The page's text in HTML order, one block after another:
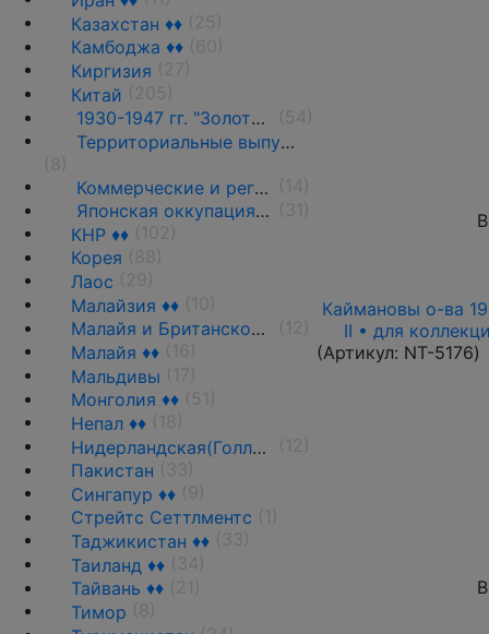
Казахстан ♦♦
Камбоджа ♦♦
Киргизия
Китай
1930-1947 гг. "Золотые юниты" ♦♦
Территориальные выпуски
Коммерческие и региональные банки
Японская оккупация ♦♦
КНР ♦♦
Корея
Лаос
Малайзия ♦♦
Малайя и Британское Борнео ♦♦
Малайя ♦♦
Мальдивы
Монголия ♦♦
Непал ♦♦
Нидерландская(Голландская) Индия ♦♦
Пакистан
Сингапур ♦♦
Стрейтс Сеттлментс
Таджикистан ♦♦
Таиланд ♦♦
Тайвань ♦♦
Тимор
Каймановы о-ва
II • для
(Артикул: NT-5176)